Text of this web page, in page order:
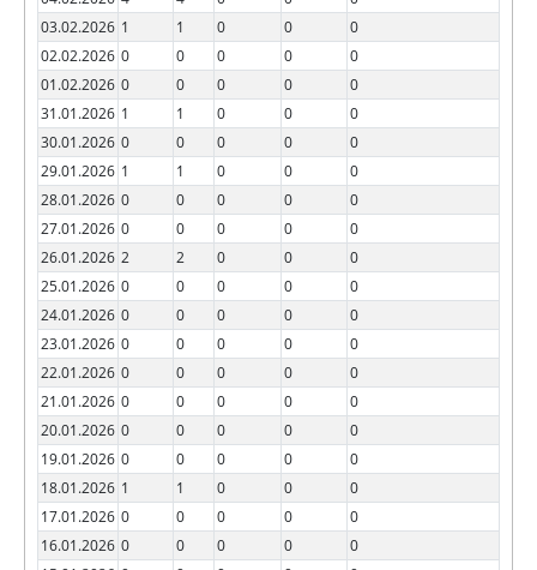
03.02.2026 1 1 0 0
0
02.02.2026 0 0 0 0
0
01.02.2026 0 0 0 0
0
31.01.2026 1 1 0 0
0
30.01.2026 0 0 0 0
0
29.01.2026 1 1 0 0
0
28.01.2026 0 0 0 0
0
27.01.2026 0 0 0 0
0
26.01.2026 2 2 0 0
0
25.01.2026 0 0 0 0
0
24.01.2026 0 0 0 0
0
23.01.2026 0 0 0 0
0
22.01.2026 0 0 0 0
0
21.01.2026 0 0 0 0
0
20.01.2026 0 0 0 0
0
19.01.2026 0 0 0 0
0
18.01.2026 1 1 0 0
0
17.01.2026 0 0 0 0
0
16.01.2026 0 0 0 0
0